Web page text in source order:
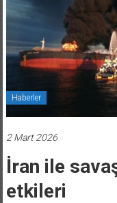
Haberler
2 Mart 2026
İran ile
etkileri